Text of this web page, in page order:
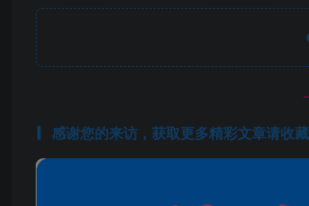
感谢您的来访，获取更多精彩文章请收藏